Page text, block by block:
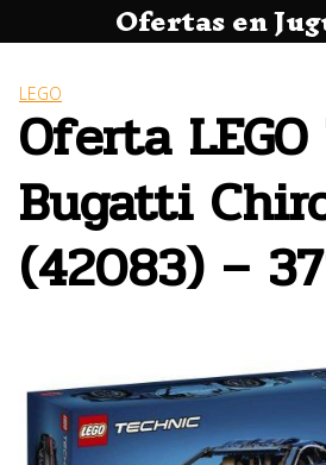
al
Ofertas en
LEGO
Oferta
Bugatti
(42083) –